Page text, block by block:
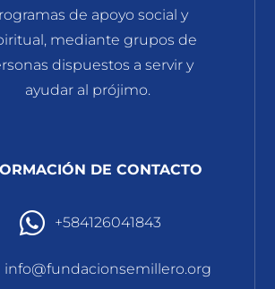
de apoyo social y
mediante grupos de
dispuestos a servir y
ayudar al prójimo.
DE CONTACTO
+584126041843
info@fundacionsemillero.org